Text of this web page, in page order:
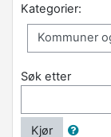
Kategorier:
Søk etter
Kjør